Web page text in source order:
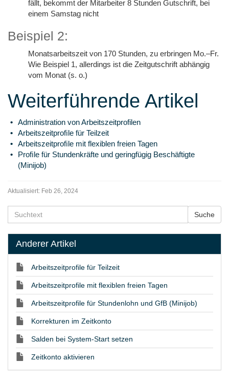
fällt, bekommt der Mitarbeiter 8 Stunden Gutschrift, bei
einem Samstag nicht
Beispiel 2:
Monatsarbeitszeit von 170 Stunden, zu erbringen Mo.–Fr.
Wie Beispiel 1, allerdings ist die Zeitgutschrift abhängig
vom Monat (s. o.)
Weiterführende Artikel
Administration von Arbeitszeitprofilen
Arbeitszeitproﬁle für Teilzeit
Arbeitszeitproﬁle mit flexiblen freien Tagen
Proﬁle für Stundenkräfte und geringfügig Beschäftigte
(Minijob)
Aktualisiert: Feb 26, 2024
Anderer Artikel
Arbeitszeitprofile für Teilzeit
Arbeitszeitprofile mit flexiblen freien Tagen
Arbeitszeitprofile für Stundenlohn und GfB (Minijob)
Korrekturen im Zeitkonto
Salden bei System-Start setzen
Zeitkonto aktivieren